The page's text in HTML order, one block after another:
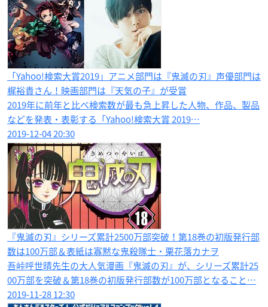
「Yahoo!検索大賞2019」アニメ部門は『鬼滅の刃』声優部門は
梶裕貴さん！映画部門は『天気の子』が受賞
2019年に前年と比べ検索数が最も急上昇した人物、作品、製品
などを発表・表彰する「Yahoo!検索大賞 2019…
2019-12-04 20:30
『鬼滅の刃』シリーズ累計2500万部突破！第18巻の初版発行部
数は100万部＆表紙は寡黙な鬼殺隊士・栗花落カナヲ
吾峠呼世晴先生の大人気漫画『鬼滅の刃』が、シリーズ累計25
00万部を突破＆第18巻の初版発行部数が100万部となること…
2019-11-28 12:30